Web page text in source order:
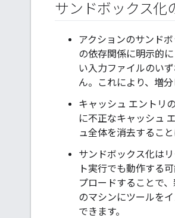
サンドボックス化
アクションのサンド
の依存関係に明示的
い入力ファイルのい
ん。これにより、増
キャッシュ エントリ
に不正なキャッシュ
ュ全体を消去するこ
サンドボックス化は
ト実行でも動作する
プロードすることで
のマシンにツールを
できます。